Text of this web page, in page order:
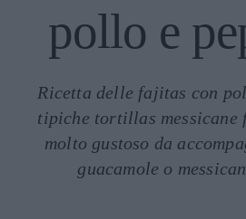
pollo e
Ricetta delle fajitas con
tipiche tortillas messicane
molto gustoso da
guacamole o